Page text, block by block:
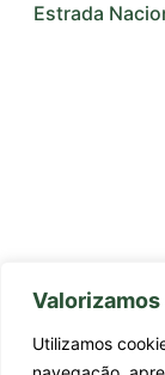
Utilizamos
Estrada